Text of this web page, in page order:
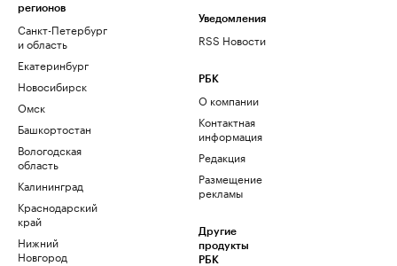
регионов
Санкт-Петербург
и область
Екатеринбург
Новосибирск
Омск
Башкортостан
Вологодская
область
Калининград
Краснодарский
край
Нижний
Новгород
Уведомления
RSS Новости
РБК
О компании
Контактная
информация
Редакция
Размещение
рекламы
Другие
продукты
РБК